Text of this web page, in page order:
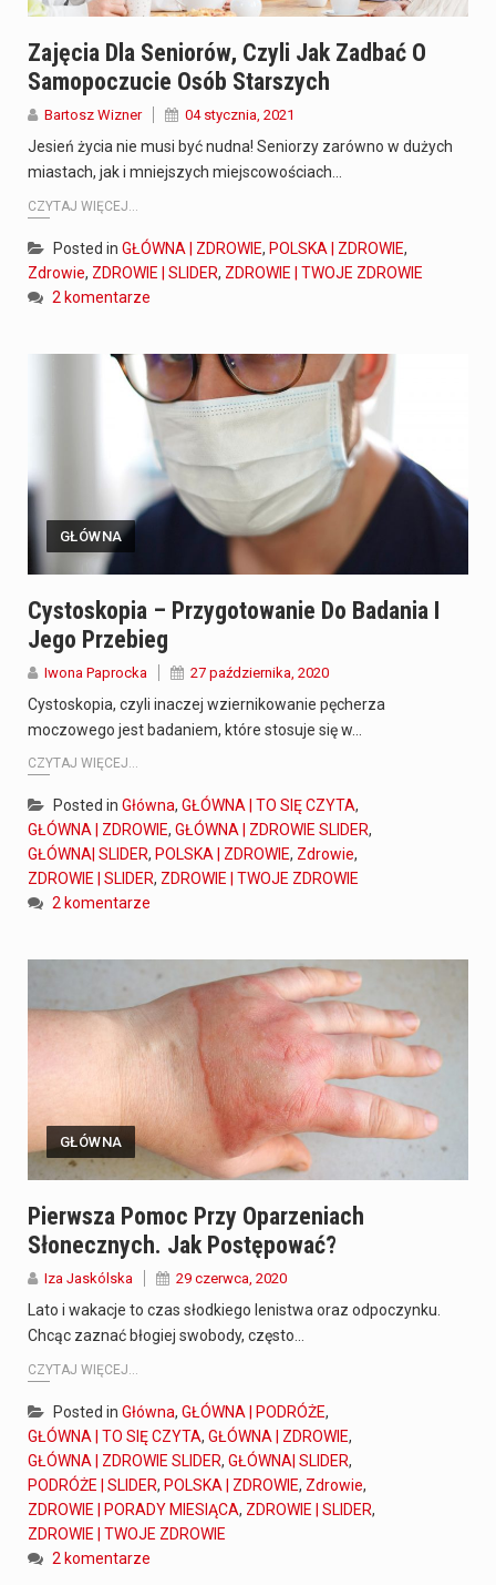
Zajęcia Dla Seniorów, Czyli Jak Zadbać O
Samopoczucie Osób Starszych
Bartosz Wizner 04 stycznia, 2021
Jesień życia nie musi być nudna! Seniorzy zarówno w dużych
miastach, jak i mniejszych miejscowościach…
CZYTAJ WIĘCEJ...
Posted in GŁÓWNA | ZDROWIE, POLSKA | ZDROWIE,
Zdrowie, ZDROWIE | SLIDER, ZDROWIE | TWOJE ZDROWIE
2 komentarze
GŁÓWNA
Cystoskopia – Przygotowanie Do Badania I
Jego Przebieg
Iwona Paprocka 27 października, 2020
Cystoskopia, czyli inaczej wziernikowanie pęcherza
moczowego jest badaniem, które stosuje się w…
CZYTAJ WIĘCEJ...
Posted in Główna, GŁÓWNA | TO SIĘ CZYTA,
GŁÓWNA | ZDROWIE, GŁÓWNA | ZDROWIE SLIDER,
GŁÓWNA| SLIDER, POLSKA | ZDROWIE, Zdrowie,
ZDROWIE | SLIDER, ZDROWIE | TWOJE ZDROWIE
2 komentarze
GŁÓWNA
Pierwsza Pomoc Przy Oparzeniach
Słonecznych. Jak Postępować?
Iza Jaskólska 29 czerwca, 2020
Lato i wakacje to czas słodkiego lenistwa oraz odpoczynku.
Chcąc zaznać błogiej swobody, często…
CZYTAJ WIĘCEJ...
Posted in Główna, GŁÓWNA | PODRÓŻE,
GŁÓWNA | TO SIĘ CZYTA, GŁÓWNA | ZDROWIE,
GŁÓWNA | ZDROWIE SLIDER, GŁÓWNA| SLIDER,
PODRÓŻE | SLIDER, POLSKA | ZDROWIE, Zdrowie,
ZDROWIE | PORADY MIESIĄCA, ZDROWIE | SLIDER,
ZDROWIE | TWOJE ZDROWIE
2 komentarze